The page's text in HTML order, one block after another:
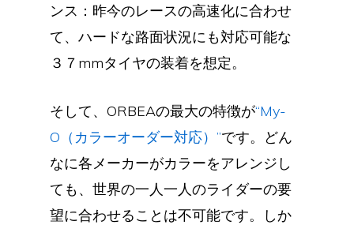
ンス：昨今のレースの高速化に合わせ
て、ハードな路面状況にも対応可能な
３７mmタイヤの装着を想定。
そして、ORBEAの最大の特徴が“My-
O（カラーオーダー対応）”です。どん
なに各メーカーがカラーをアレンジし
ても、世界の一人一人のライダーの要
望に合わせることは不可能です。しか